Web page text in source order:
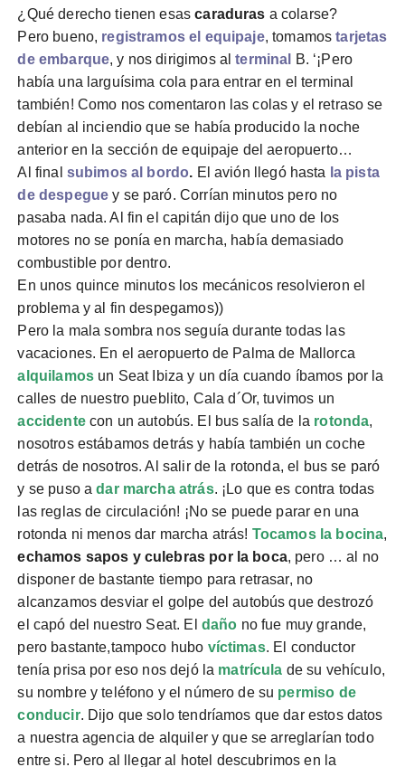
¿Qué derecho tienen esascaraduras a colarse?
Pero bueno, registramos el equipaje, tomamos tarjetas
de embarque, y nos dirigimos alterminal
B. ‘¡Pero
había una larguísima cola para entrar en el terminal
también! Como nos comentaron las colas y el retraso se
debían al inciendio que se había producido la noche
anterior en la sección de equipaje del aeropuerto…
Al final subimos al bordo. El avión llegó hasta la pista
de despegue y se paró. Corrían minutos pero no
pasaba nada. Al fin el capitán dijo que uno de los
motores no se ponía en marcha, había demasiado
combustible por dentro.
En unos quince minutos los mecánicos resolvieron el
problema y al fin despegamos))
Pero la mala sombra nos seguía durante todas las
vacaciones. En el aeropuerto de Palma de Mallorca
alquilamos un Seat Ibiza y un día cuando íbamos por la
calles de nuestro pueblito, Cala d´Or, tuvimos un
accidente con un autobús. El bus salía de la rotonda,
nosotros estábamos detrás y había también un coche
detrás de nosotros. Al salir de la rotonda, el bus se paró
y se puso adar marcha atrás. ¡Lo que es contra todas
las reglas de circulación! ¡No se puede parar en una
rotonda ni menos dar marcha atrás! Tocamos la bocina,
echamos sapos y culebras por la boca, pero … al no
disponer de bastante tiempo para retrasar, no
alcanzamos desviar el golpe del autobús que destrozó
el capó del nuestro Seat. El daño no fue muy grande,
pero bastante,tampoco hubo víctimas. El conductor
tenía prisa por eso nos dejó la matrícula de su vehículo,
su nombre y teléfono y el número de su permiso de
conducir. Dijo que solo tendríamos que dar estos datos
a nuestra agencia de alquiler y que se arreglarían todo
entre si. Pero al llegar al hotel descubrimos en la